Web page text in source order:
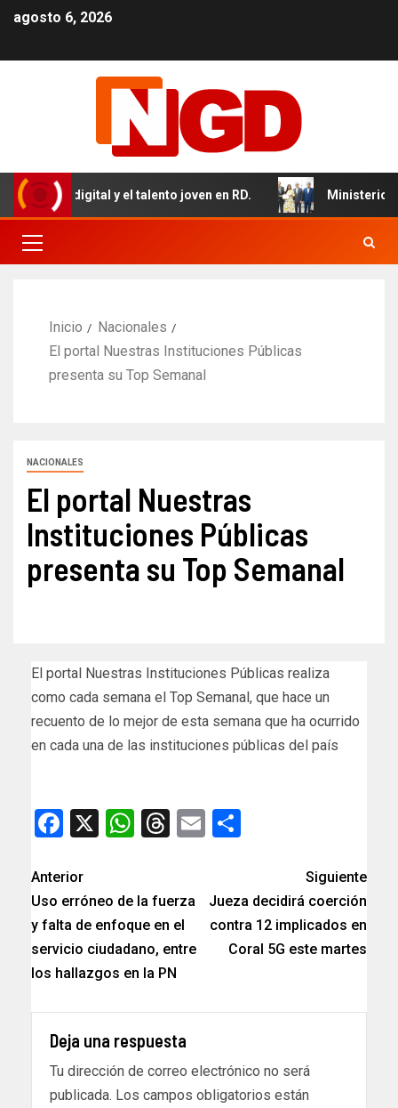
agosto 6, 2026
digital y el talento joven en RD. Ministerio de
Inicio
Nacionales
El portal Nuestras Instituciones Públicas
presenta su Top Semanal
NACIONALES
El portal Nuestras
Instituciones Públicas
presenta su Top Semanal
El portal Nuestras Instituciones Públicas realiza
como cada semana el Top Semanal, que hace un
recuento de lo mejor de esta semana que ha ocurrido
en cada una de las instituciones públicas del país
Facebook
X WhatsApp
Threads
Email
Anterior
Uso erróneo de la fuerza
y falta de enfoque en el
servicio ciudadano, entre
los hallazgos en la PN
Siguiente
Jueza decidirá coerción
contra 12 implicados en
Coral 5G este martes
Deja una respuesta
Tu dirección de correo electrónico no será
publicada. Los campos obligatorios están